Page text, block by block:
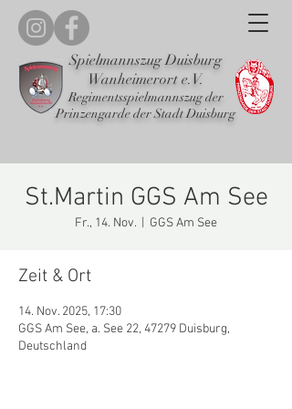
Spielmannszug Duisburg
Wanheimerort e.V.
Regimentsspielmannszug der
Prinzengarde der Stadt Duisburg
St.Martin GGS Am See
Fr., 14. Nov. GGS Am See
Zeit & Ort
14. Nov. 2025, 17:30
GGS Am See, a. See 22, 47279 Duisburg,
Deutschland